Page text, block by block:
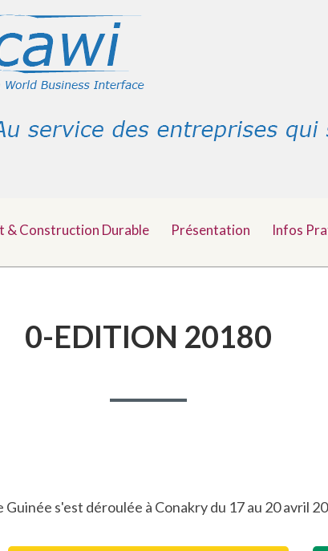
& Construction Durable Présentation Infos
0-EDITION 20180
s'est déroulée à Conakry du 17 au 20 avril